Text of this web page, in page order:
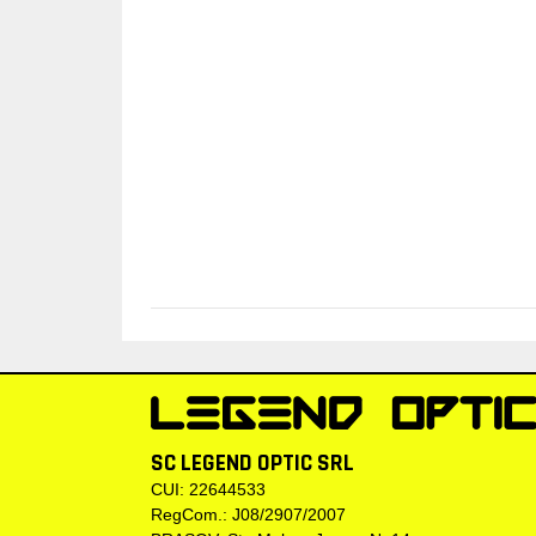
SC LEGEND OPTIC SRL
CUI: 22644533
RegCom.: J08/2907/2007